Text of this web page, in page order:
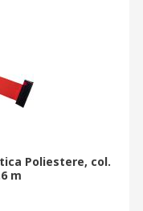
Poliestere, col.
m